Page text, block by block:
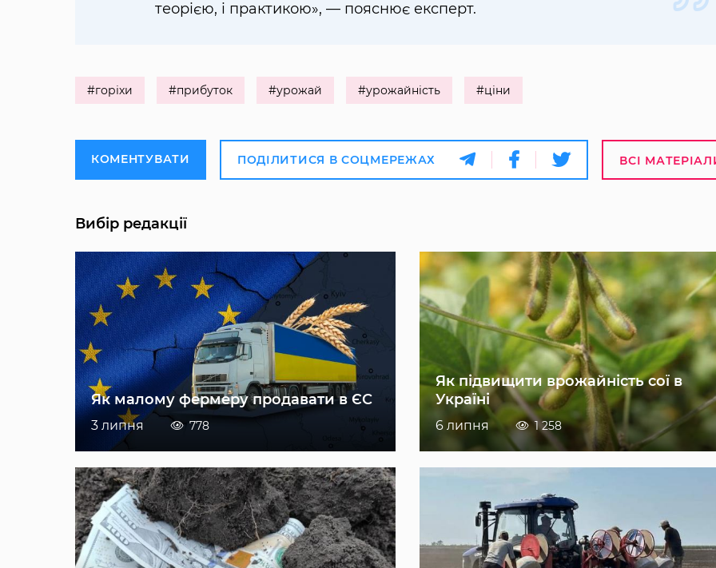
теорією, і практикою», — пояснює експерт.
#горіхи #прибуток #урожай #урожайність #ціни
КОМЕНТУВАТИ ПОДІЛИТИСЯ В СОЦМЕРЕЖАХ ВСІ
Вибір редакції
Як малому фермеру продавати в ЄС
3 липня 778
Як підвищити врожайність сої в
Україні
6 липня 1 258